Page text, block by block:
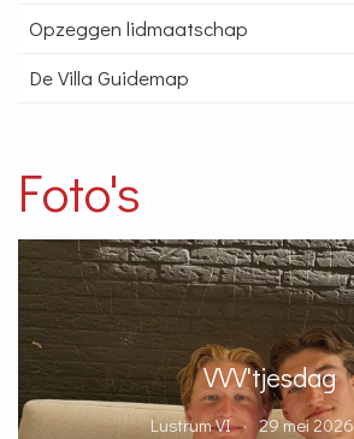
Opzeggen lidmaatschap
De Villa Guidemap
Foto's
VVV'tjesdag
Lustrum VI
29 mei 2026